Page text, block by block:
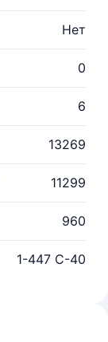
Нет
0
6
13269
11299
960
1-447 С-40